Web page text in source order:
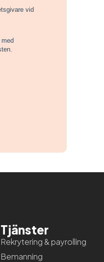
Tjänster
Rekrytering & payrolling
Bemanning